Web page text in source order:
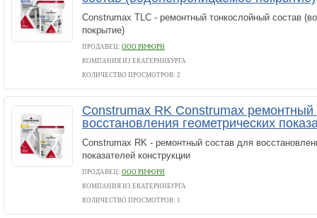
Construmax TLC - ремонтный тонкослойный состав
покрытие)
ПРОДАВЕЦ: ООО РИФОРН
КОМПАНИЯ ИЗ ЕКАТЕРИНБУРГА
КОЛИЧЕСТВО ПРОСМОТРОВ: 2
Construmax RK Construmax ремонтный
восстановления геометрических
Construmax RK - ремонтный состав для
показателей конструкции
ПРОДАВЕЦ: ООО РИФОРН
КОМПАНИЯ ИЗ ЕКАТЕРИНБУРГА
КОЛИЧЕСТВО ПРОСМОТРОВ: 1